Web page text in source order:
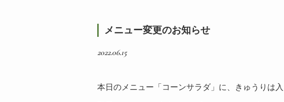
メニュー変更のお知らせ
2022.06.15
本日のメニュー「コーンサラダ」に、きゅうりは入